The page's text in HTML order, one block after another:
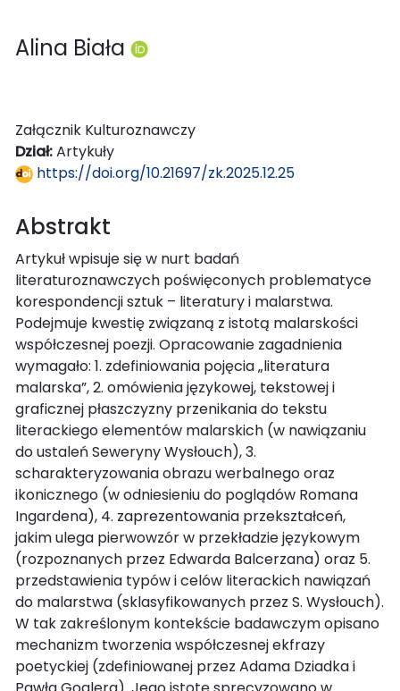
Alina Biała
Załącznik Kulturoznawczy
Dział:Artykuły
https://doi.org/10.21697/zk.2025.12.25
Abstrakt
Artykuł wpisuje się w nurt badań
literaturoznawczych poświęconych problematyce
korespondencji sztuk – literatury i malarstwa.
Podejmuje kwestię związaną z istotą malarskości
współczesnej poezji. Opracowanie zagadnienia
wymagało: 1. zdefiniowania pojęcia „literatura
malarska”, 2. omówienia językowej, tekstowej i
graficznej płaszczyzny przenikania do tekstu
literackiego elementów malarskich (w nawiązaniu
do ustaleń Seweryny Wysłouch), 3.
scharakteryzowania obrazu werbalnego oraz
ikonicznego (w odniesieniu do poglądów Romana
Ingardena), 4. zaprezentowania przekształceń,
jakim ulega pierwowzór w przekładzie językowym
(rozpoznanych przez Edwarda Balcerzana) oraz 5.
przedstawienia typów i celów literackich nawiązań
do malarstwa (sklasyfikowanych przez S. Wysłouch).
W tak zakreślonym kontekście badawczym opisano
mechanizm tworzenia współczesnej ekfrazy
poetyckiej (zdefiniowanej przez Adama Dziadka i